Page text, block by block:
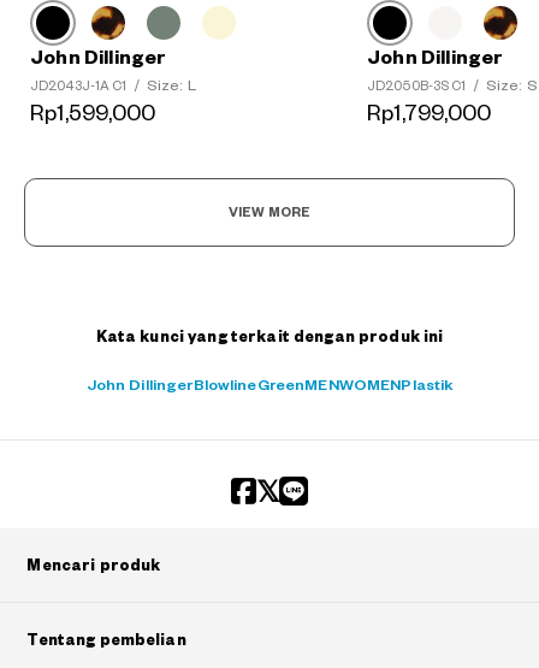
John Dillinger
JD2043J-1A C1 / Size: L
Rp1,599,000
John Dillinger
JD2050B-3S C1 / Size: S
Rp1,799,000
VIEW MORE
Kata kunci yang terkait dengan produk ini
John DillingerBlowlineGreen MENWOMEN Plastik
Mencari produk
Tentang pembelian